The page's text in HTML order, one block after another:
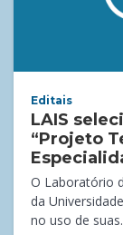
Editais
LAIS
“Projeto
O Laboratório
da
no uso de